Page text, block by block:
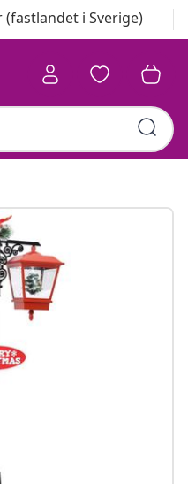
i Sverige)